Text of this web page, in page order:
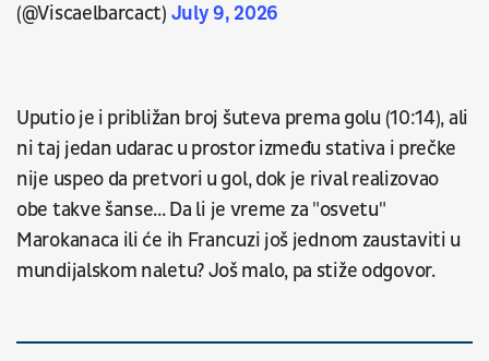
(@Viscaelbarcact) July 9, 2026
Uputio je i približan broj šuteva prema golu (10:14), ali
ni taj jedan udarac u prostor između stativa i prečke
nije uspeo da pretvori u gol, dok je rival realizovao
obe takve šanse...Da li je vreme za "osvetu"
Marokanaca ili će ih Francuzi još jednom zaustaviti u
mundijalskom naletu? Još malo, pa stiže odgovor.